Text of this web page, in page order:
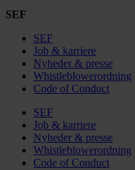
SEF
SEF
Job & karriere
Nyheder & presse
Whistleblowerordning
Code of Conduct
SEF
Job & karriere
Nyheder & presse
Whistleblowerordning
Code of Conduct